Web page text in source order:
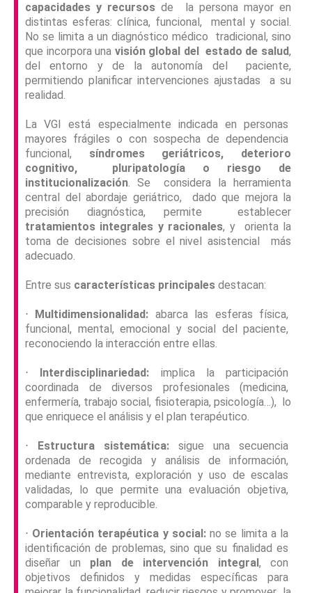
capacidades y recursosde la persona mayor en
distintas esferas: clínica, funcional, mental y social.
No se limita a un diagnóstico médico tradicional, sino
que incorpora una visión global del estado de salud,
del entorno y de la autonomía del paciente,
permitiendo planificar intervenciones ajustadas a su
realidad.
La VGI está especialmente indicada en personas
mayores frágiles o con sospecha de dependencia
funcional, síndromes geriátricos, deterioro
cognitivo, pluripatología o riesgo de
institucionalización. Se considera la herramienta
central del abordaje geriátrico, dado que mejora la
precisión diagnóstica, permite establecer
tratamientos integrales y racionales, y orienta la
toma de decisiones sobre el nivel asistencial más
adecuado.
Entre sus características principales destacan:
⋅ Multidimensionalidad: abarca las esferas física,
funcional, mental, emocional y social del paciente,
reconociendo la interacción entre ellas.
⋅ Interdisciplinariedad: implica la participación
coordinada de diversos profesionales (medicina,
enfermería, trabajo social, fisioterapia, psicología…), lo
que enriquece el análisis y el plan terapéutico.
⋅ Estructura sistemática: sigue una secuencia
ordenada de recogida y análisis de información,
mediante entrevista, exploración y uso de escalas
validadas, lo que permite una evaluación objetiva,
comparable y reproducible.
⋅ Orientación terapéutica y social:no se limita a la
identificación de problemas, sino que su finalidad es
diseñar un plan de intervención integral, con
objetivos definidos y medidas específicas para